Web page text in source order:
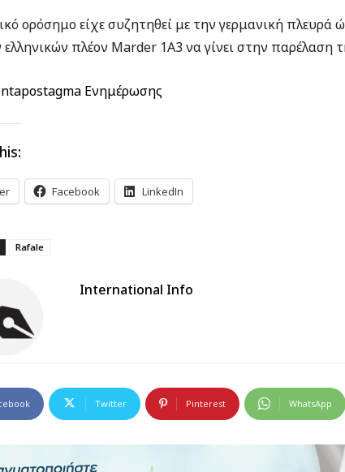
ορόσημο είχε συζητηθεί με την γερμανική
πλέον Marder 1A3 να γίνει στην παρέλαση
Ενημέρωσης
Facebook LinkedIn
Rafale
International Info
Twitter Pinterest WhatsApp